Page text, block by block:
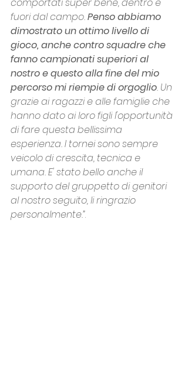
fuori dal campo. Penso abbiamo
dimostrato un ottimo livello di
gioco, anche contro squadre che
fanno campionati superiori al
nostro e questo alla fine del mio
percorso mi riempie di orgoglio. Un
grazie ai ragazzi e alle famiglie che
hanno dato ai loro figli l'opportunità
di fare questa bellissima
esperienza. I tornei sono sempre
veicolo di crescita, tecnica e
umana. E' stato bello anche il
supporto del gruppetto di genitori
al nostro seguito, li ringrazio
personalmente.”.